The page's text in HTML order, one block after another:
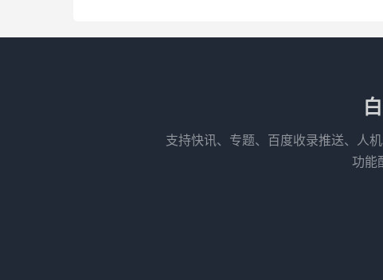
支持快讯、专题、百度收录推送、人
功能